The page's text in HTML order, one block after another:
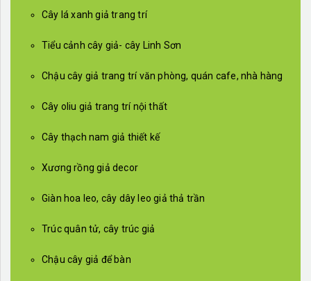
Cây lá xanh giả trang trí
Tiểu cảnh cây giả- cây Linh Sơn
Chậu cây giả trang trí văn phòng, quán cafe, nhà hàng
Cây oliu giả trang trí nội thất
Cây thạch nam giả thiết kế
Xương rồng giả decor
Giàn hoa leo, cây dây leo giả thả trần
Trúc quân tử, cây trúc giả
Chậu cây giả để bàn